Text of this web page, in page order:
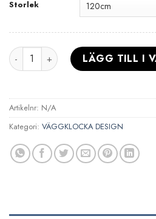
Storlek
Väggklocka House Doctor mängd
LÄGG TILL I
Artikelnr: N/A
Kategori: VÄGGKLOCKA DESIGN